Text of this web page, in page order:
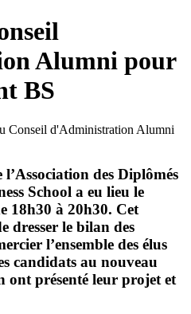
Alumni pour
BS
Conseil d'Administration Alumni
l’Association des Diplômés
School a eu lieu le
18h30 à 20h30. Cet
dresser le bilan des
l’ensemble des élus
candidats au nouveau
ont présenté leur projet et